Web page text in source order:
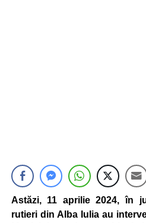
Astăzi, 11 aprilie 2024, în
rutieri din Alba Iulia au